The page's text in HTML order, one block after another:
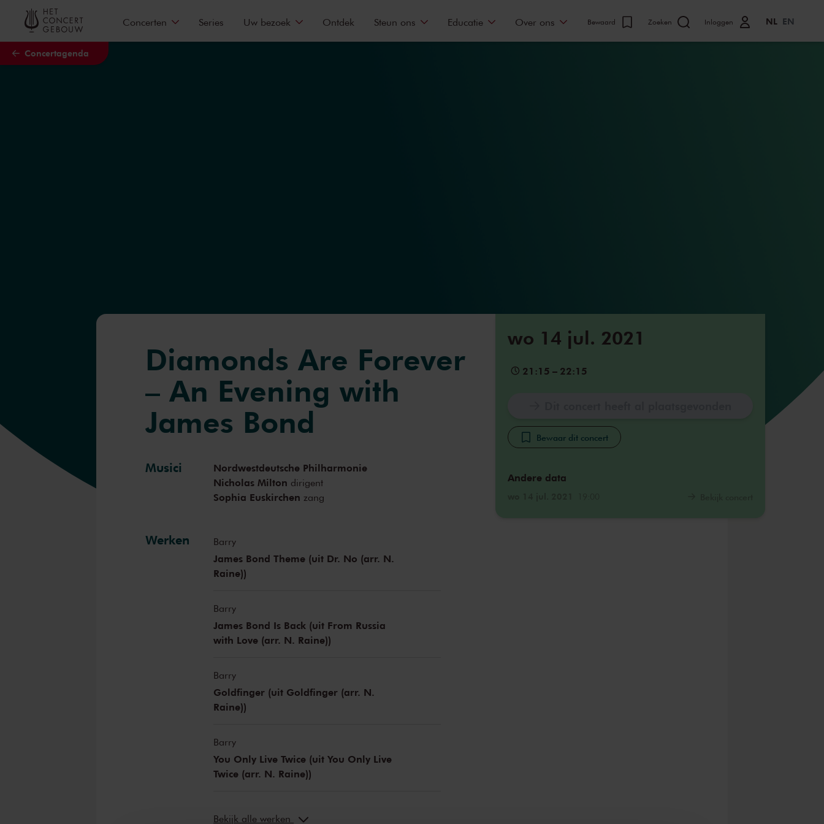
Naar hoofdcontent
Concertagenda
Concerten Series Uw bezoek Ontdek Steun ons Educatie Over ons Bewaard Zoeken Inloggen NL EN
wo 14 jul. 2021
21:15 – 22:15
Bewaar dit concert
Andere data
Diamonds Are Forever
– An Evening with
James Bond
Musici
Nordwestdeutsche Philharmonie
Nicholas Milton dirigent
Sophia Euskirchen zang
Werken Barry
James Bond Theme (uit Dr. No (arr. N.
Raine))
Barry
James Bond Is Back (uit From Russia
with Love (arr. N. Raine))
Barry
Goldfinger (uit Goldfinger (arr. N.
Raine))
Barry
You Only Live Twice (uit You Only Live
Twice (arr. N. Raine))
Bekijk alle werken